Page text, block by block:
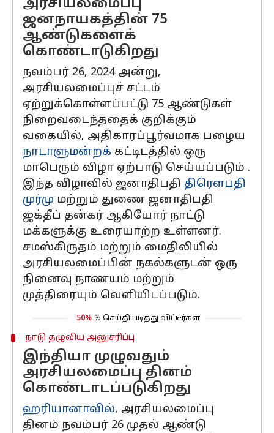
அரசியலமைப்பு
ஜனநாயகத்தின் 75
ஆண்டுகளைக்
கொண்டாடுகிறது
நவம்பர் 26, 2024 அன்று,
அரசியலமைப்புச் சட்டம்
ஏற்றுக்கொள்ளப்பட்டு 75 ஆண்டுகள்
நிறைவடைந்ததைக் குறிக்கும்
வகையில், அதிகாரப்பூர்வமாக பழைய
நாடாளுமன்றக் கட்டிடத்தில் ஒரு
மாபெரும் விழா ஏற்பாடு செய்யப்படும் .
இந்த விழாவில் ஜனாதிபதி திரௌபதி
முர்மு மற்றும் துணை ஜனாதிபதி
ஜக்தீப் தன்கர் ஆகியோர் நாட்டு
மக்களுக்கு உரையாற்ற உள்ளனர்.
சமஸ்கிருதம் மற்றும் மைதிலியில்
அரசியலமைப்பின் நகல்களுடன் ஒரு
நினைவு நாணயம் மற்றும்
முத்திரையும் வெளியிடப்படும்.
50% % செய்தி படித்து விட்டீர்கள்
நாடு தழுவிய அனுசரிப்பு
இந்தியா முழுவதும்
அரசியலமைப்பு தினம்
கொண்டாடப்படுகிறது
ஹரியானாவில், அரசியலமைப்பு
தினம் நவம்பர் 26 முதல் ஆண்டு